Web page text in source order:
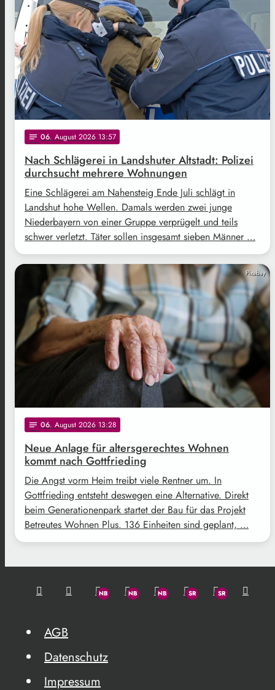
notes 06. August 2026 13:57
Nach Schlägerei in Landshuter Altstadt: Polizei
durchsucht mehrere Wohnungen
Eine Schlägerei am Nahensteig Ende Juli schlägt in
Landshut hohe Wellen. Damals werden zwei junge
Niederbayern von einer Gruppe verprügelt und teils
schwer verletzt. Täter sollen insgesamt sieben Männer …
Pixabay
notes 06. August 2026 13:28
Neue Anlage für altersgerechtes Wohnen
kommt nach Gottfrieding
Die Angst vorm Heim treibt viele Rentner um. In
Gottfrieding entsteht deswegen eine Alternative. Direkt
beim Generationenpark startet der Bau für das Projekt
Betreutes Wohnen Plus. 136 Einheiten sind geplant, …
AGB
Datenschutz
Impressum